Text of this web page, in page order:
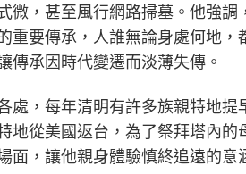
微，甚至風行網路掃墓。他強
重要傳承，人誰無論身處何地
傳承因時代變遷而淡薄失傳。
處，每年清明有許多族親特地
地從美國返台，為了祭拜塔內
面，讓他親身體驗慎終追遠的意